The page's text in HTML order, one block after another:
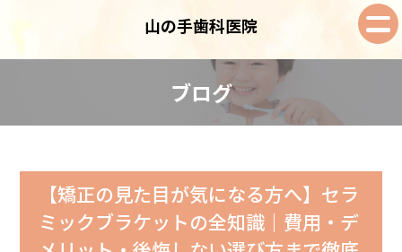
山の手歯科医院
ブログ
【矯正の見た目が気になる方へ】セラ
ミックブラケットの全知識｜費用・デ